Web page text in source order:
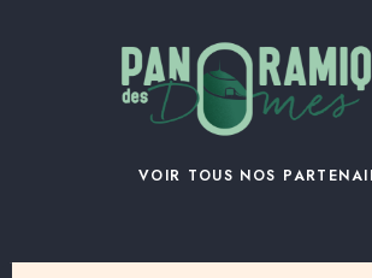
VOIR TOUS NOS